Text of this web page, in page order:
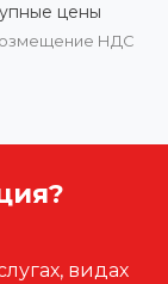
цены
НДС
видах